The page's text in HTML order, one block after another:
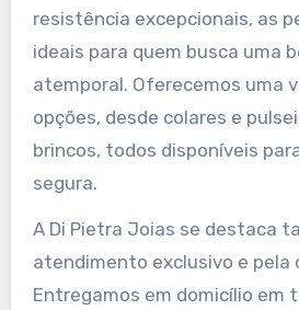
resistência excepcionais, as
ideais para quem busca uma
atemporal. Oferecemos uma
opções, desde colares e
brincos, todos disponíveis
segura.
A Di Pietra Joias se destaca
atendimento exclusivo e pela
Entregamos em domicílio em